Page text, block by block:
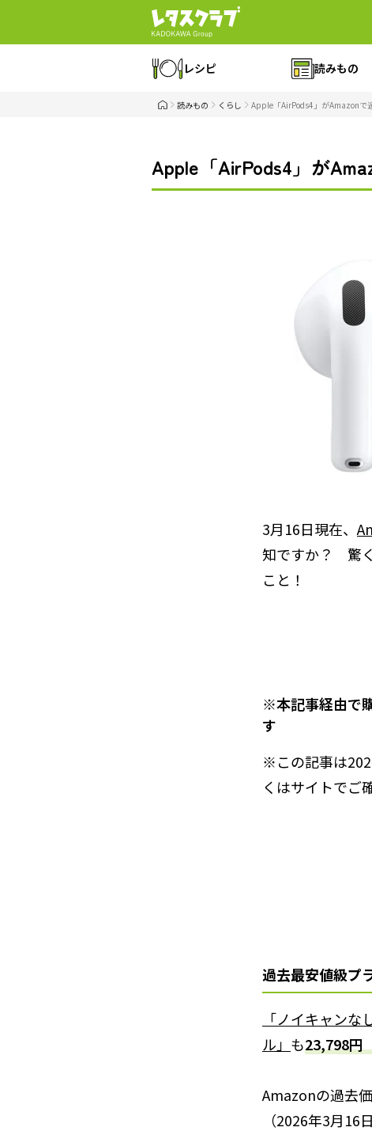
レシピ 読みもの
読みもの くらし Apple「AirPods4」がAmazonで
Apple「AirPods4」が
3月16日現在、
知ですか？ 驚
こと！
※本記事経由で
す
※この記事は
くはサイトでご
過去最安値級プ
「ノイキャンな
ル」 も23,798円
Amazonの過去
（2026年3月